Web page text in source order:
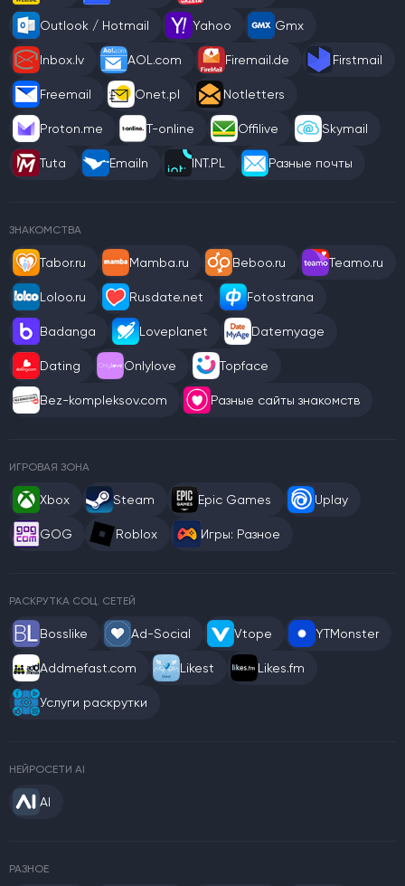
Outlook / Hotmail Yahoo Gmx
Inbox.lv AOL.com Firemail.de Firstmail
Freemail Onet.pl Notletters
Proton.me T-online Offilive Skymail
Tuta Emailn INT.PL Разные почты
ЗНАКОМСТВА
Tabor.ru Mamba.ru Beboo.ru Teamo.ru
Loloo.ru Rusdate.net Fotostrana
Badanga Loveplanet Datemyage
Dating Onlylove Topface
Bez-kompleksov.com Разные сайты знакомств
ИГРОВАЯ ЗОНА
Xbox Steam Epic Games Uplay
GOG Roblox Игры: Разное
РАСКРУТКА СОЦ. СЕТЕЙ
Bosslike Ad-Social Vtope YTMonster
Addmefast.com Likest Likes.fm
Услуги раскрутки
НЕЙРОСЕТИ AI
AI
РАЗНОЕ